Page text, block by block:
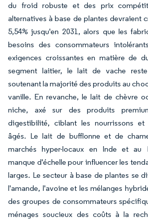
du froid robuste et des prix
alternatives à base de plantes devraient
5,54% jusqu'en 2031, alors que les
besoins des consommateurs
exigences croissantes en matière de
segment laitier, le lait de vache
soutenant la majorité des produits au
vanille. En revanche, le lait de chèvre
niche, axé sur des produits
digestibilité, ciblant les nourrissons et
âgés. Le lait de bufflonne et de
marchés hyper-locaux en Inde et au
manque d'échelle pour influencer les
larges. Le secteur à base de plantes se
l'amande, l'avoine et les mélanges
des groupes de consommateurs
ménages soucieux des coûts à la